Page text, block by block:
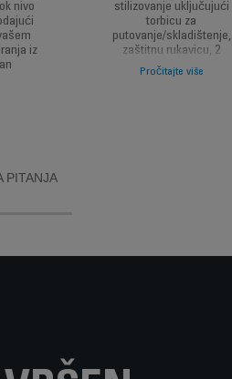
nivo
iz
stilizovanje uključujući
torbicu za
putovanje/skladištenje,
zaštitnu rukavicu, 2
kopče za kosu i 10
ukrasnih naljepnica.
Pročitajte više
PITANJA